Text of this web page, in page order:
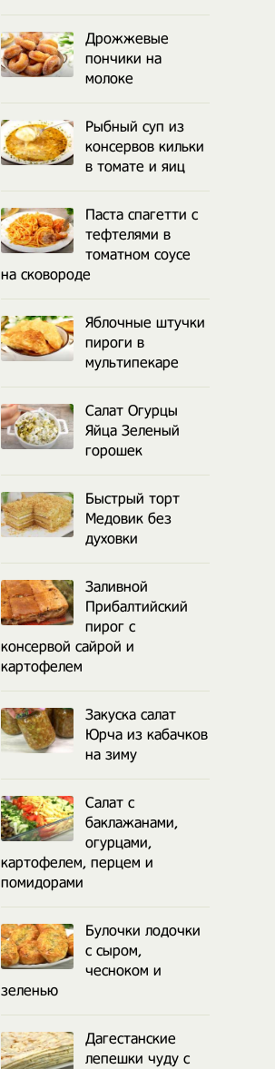
Дрожжевые
пончики на
молоке
Рыбный суп из
консервов кильки
в томате и яиц
Паста спагетти с
тефтелями в
томатном соусе
на сковороде
Яблочные штучки
пироги в
мультипекаре
Салат Огурцы
Яйца Зеленый
горошек
Быстрый торт
Медовик без
духовки
Заливной
Прибалтийский
пирог с
консервой сайрой и
картофелем
Закуска салат
Юрча из кабачков
на зиму
Салат с
баклажанами,
огурцами,
картофелем, перцем и
помидорами
Булочки лодочки
с сыром,
чесноком и
зеленью
Дагестанские
лепешки чуду с